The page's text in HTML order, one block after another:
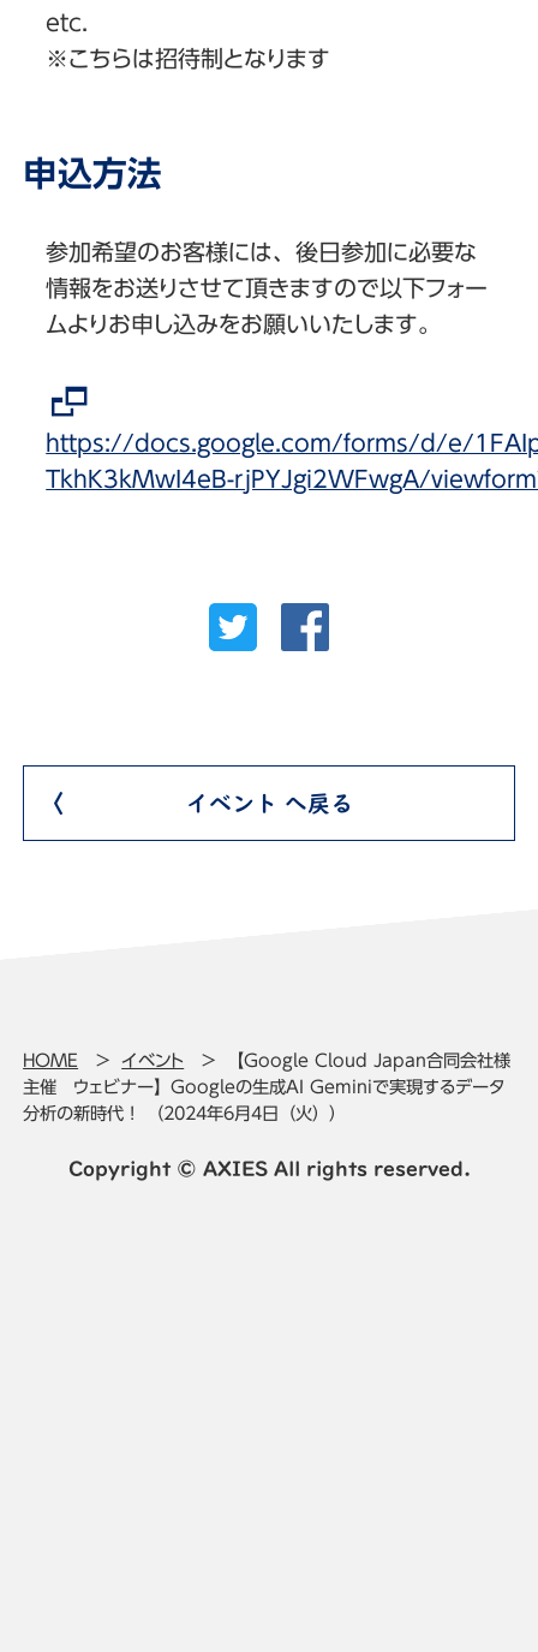
etc.
※こちらは招待制となります
申込方法
参加希望のお客様には、後日参加に必要な
情報をお送りさせて頂きますので以下フォー
ムよりお申し込みをお願いいたします。
https://docs.google.com/forms/d/e/
TkhK3kMwI4eB-rjPYJgi2WFwgA/
イベント へ戻る
HOME イベント
【Google Cloud Japan合同会社様
主催 ウェビナー】Googleの生成AI Geminiで実現するデータ
分析の新時代！ （2024年6月4日（火））
Copyright © AXIES All rights reserved.